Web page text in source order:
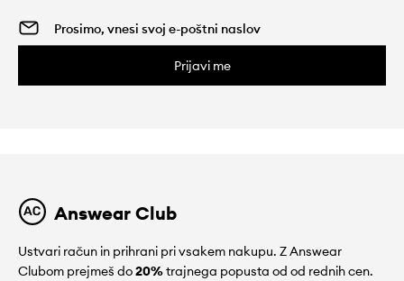
Prijavi me
Answear Club
Ustvari račun in prihrani pri vsakem nakupu. Z Answear
Clubom prejmeš do20%trajnega popusta od od rednih cen.